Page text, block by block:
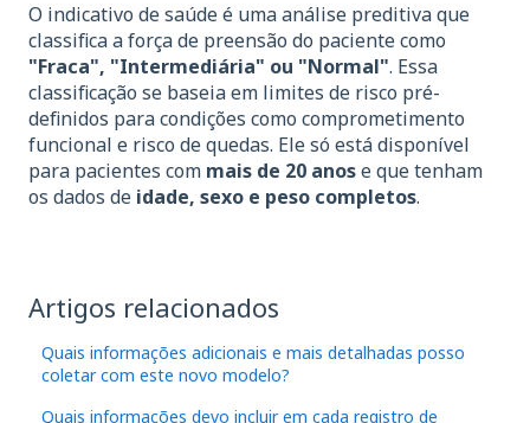
O indicativo de saúde é uma análise preditiva que
classifica a força de preensão do paciente como
"Fraca", "Intermediária" ou "Normal". Essa
classificação se baseia em limites de risco pré-
definidos para condições como comprometimento
funcional e risco de quedas. Ele só está disponível
para pacientes com mais de 20 anose que tenham
os dados de idade, sexo e peso completos.
Artigos relacionados
Quais informações adicionais e mais detalhadas posso
coletar com este novo modelo?
Quais informações devo incluir em cada registro de